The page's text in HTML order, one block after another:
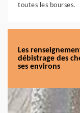
toutes les bourses.
Les
débistrage des
ses environs